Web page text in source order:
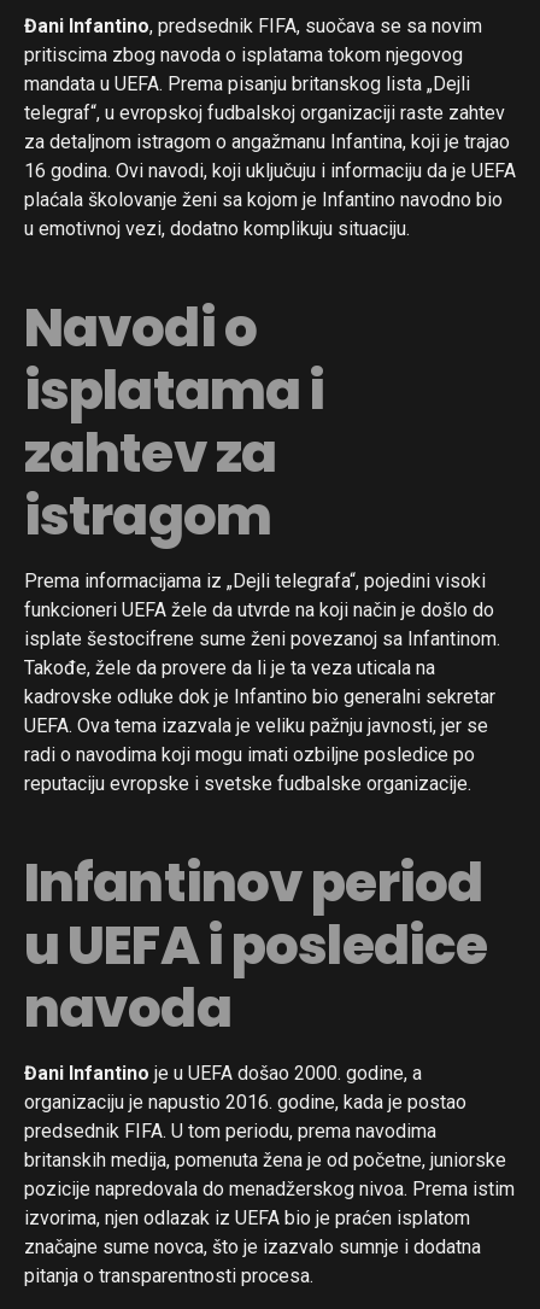
Đani Infantino, predsednik FIFA, suočava se sa novim
pritiscima zbog navoda o isplatama tokom njegovog
mandata u UEFA. Prema pisanju britanskog lista „Dejli
telegraf“, u evropskoj fudbalskoj organizaciji raste zahtev
za detaljnom istragom o angažmanu Infantina, koji je trajao
16 godina. Ovi navodi, koji uključuju i informaciju da je UEFA
plaćala školovanje ženi sa kojom je Infantino navodno bio
u emotivnoj vezi, dodatno komplikuju situaciju.
Navodi o
isplatama i
zahtev za
istragom
Prema informacijama iz „Dejli telegrafa“, pojedini visoki
funkcioneri UEFA žele da utvrde na koji način je došlo do
isplate šestocifrene sume ženi povezanoj sa Infantinom.
Takođe, žele da provere da li je ta veza uticala na
kadrovske odluke dok je Infantino bio generalni sekretar
UEFA. Ova tema izazvala je veliku pažnju javnosti, jer se
radi o navodima koji mogu imati ozbiljne posledice po
reputaciju evropske i svetske fudbalske organizacije.
Infantinov period
u UEFA i posledice
navoda
Đani Infantino je u UEFA došao 2000. godine, a
organizaciju je napustio 2016. godine, kada je postao
predsednik FIFA. U tom periodu, prema navodima
britanskih medija, pomenuta žena je od početne, juniorske
pozicije napredovala do menadžerskog nivoa. Prema istim
izvorima, njen odlazak iz UEFA bio je praćen isplatom
značajne sume novca, što je izazvalo sumnje i dodatna
pitanja o transparentnosti procesa.